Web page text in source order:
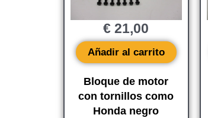
Bloque de motor
con tornillos como
Honda negro
€ 21,00
Añadir al carrito